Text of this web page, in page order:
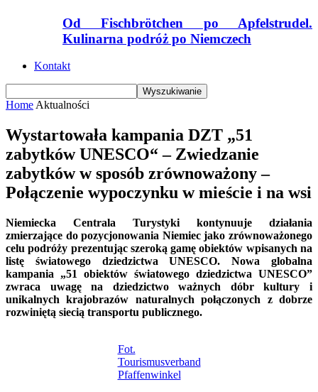
Od Fischbrötchen po Apfelstrudel.
Kulinarna podróż po Niemczech
Kontakt
Home Aktualności
Wystartowała kampania DZT „51
zabytków UNESCO“ – Zwiedzanie
zabytków w sposób zrównoważony –
Połączenie wypoczynku w mieście i na wsi
Niemiecka Centrala Turystyki kontynuuje działania
zmierzające do pozycjonowania Niemiec jako zrównoważonego
celu podróży prezentując szeroką gamę obiektów wpisanych na
listę światowego dziedzictwa UNESCO. Nowa globalna
kampania „51 obiektów światowego dziedzictwa UNESCO”
zwraca uwagę na dziedzictwo ważnych dóbr kultury i
unikalnych krajobrazów naturalnych połączonych z dobrze
rozwiniętą siecią transportu publicznego.
Fot.
Tourismusverband
Pfaffenwinkel